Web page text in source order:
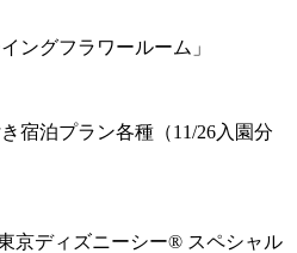
ングフラワールーム」
宿泊プラン各種（11/26入園分
京ディズニーシー® スペシャル